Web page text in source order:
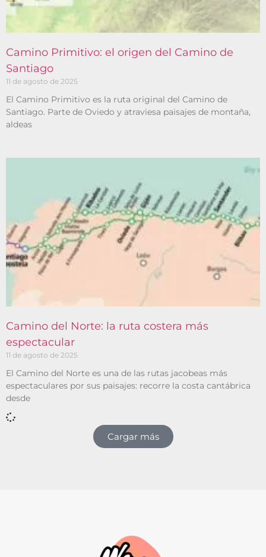
Camino Primitivo: el origen del Camino de
Santiago
11 de agosto de 2025
El Camino Primitivo es la ruta original del Camino de
Santiago. Parte de Oviedo y atraviesa paisajes de montaña,
aldeas
Camino del Norte: la ruta costera más
espectacular
11 de agosto de 2025
El Camino del Norte es una de las rutas jacobeas más
espectaculares por sus paisajes: recorre la costa cantábrica
desde
Cargar más